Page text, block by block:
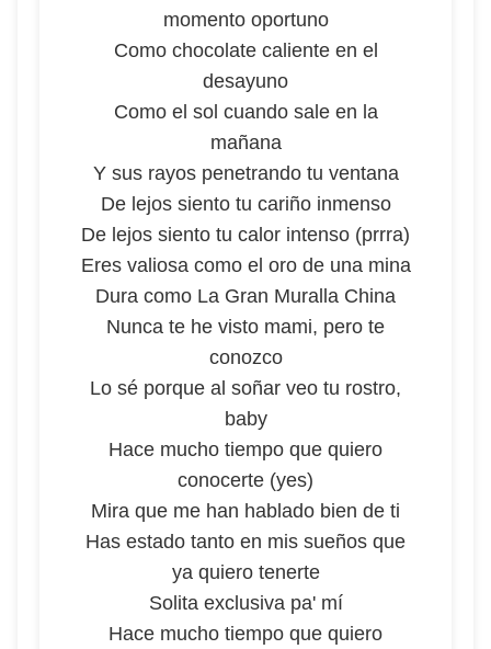
momento oportuno
Como chocolate caliente en el
desayuno
Como el sol cuando sale en la
mañana
Y sus rayos penetrando tu ventana
De lejos siento tu cariño inmenso
De lejos siento tu calor intenso (prrra)
Eres valiosa como el oro de una mina
Dura como La Gran Muralla China
Nunca te he visto mami, pero te
conozco
Lo sé porque al soñar veo tu rostro,
baby
Hace mucho tiempo que quiero
conocerte (yes)
Mira que me han hablado bien de ti
Has estado tanto en mis sueños que
ya quiero tenerte
Solita exclusiva pa' mí
Hace mucho tiempo que quiero